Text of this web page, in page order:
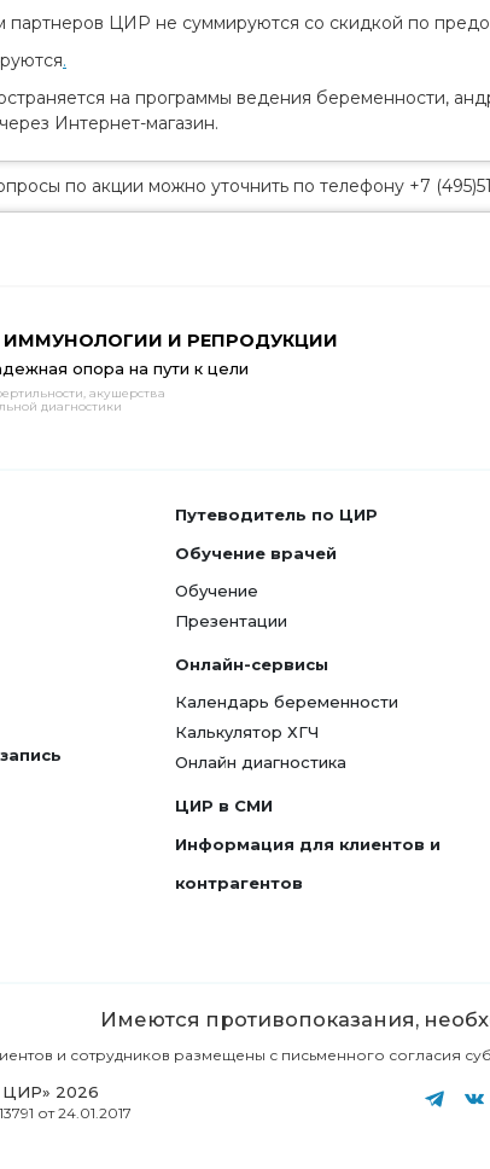
партнеров ЦИР не суммируются со скидкой по
.
на программы ведения беременности,
Интернет-магазин.
по акции можно уточнить по телефону +7
ИММУНОЛОГИИ И РЕПРОДУКЦИИ
опора на пути к цели
акушерства
диагностики
Путеводитель по ЦИР
Обучение врачей
Обучение
Презентации
Онлайн-сервисы
Календарь беременности
Калькулятор ХГЧ
Онлайн диагностика
ЦИР в СМИ
Информация для клиентов и
контрагентов
Имеются противопоказания,
и сотрудников размещены с письменного согласия
2026
от 24.01.2017